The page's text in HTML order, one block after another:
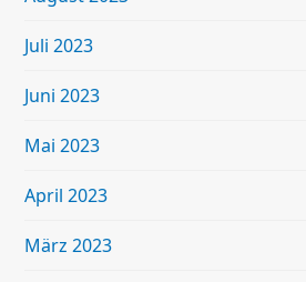
Juli 2023
Juni 2023
Mai 2023
April 2023
März 2023